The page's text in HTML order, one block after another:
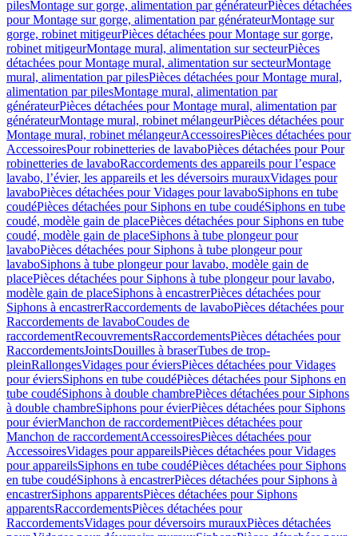
pilesMontage sur gorge, alimentation par générateurPièces détachées
pour Montage sur gorge, alimentation par générateurMontage sur
gorge, robinet mitigeurPièces détachées pour Montage sur gorge,
robinet mitigeurMontage mural, alimentation sur secteurPièces
détachées pour Montage mural, alimentation sur secteurMontage
mural, alimentation par pilesPièces détachées pour Montage mural,
alimentation par pilesMontage mural, alimentation par
générateurPièces détachées pour Montage mural, alimentation par
générateurMontage mural, robinet mélangeurPièces détachées pour
Montage mural, robinet mélangeurAccessoiresPièces détachées pour
AccessoiresPour robinetteries de lavaboPièces détachées pour Pour
robinetteries de lavaboRaccordements des appareils pour l’espace
lavabo, l’évier, les appareils et les déversoirs murauxVidages pour
lavaboPièces détachées pour Vidages pour lavaboSiphons en tube
coudéPièces détachées pour Siphons en tube coudéSiphons en tube
coudé, modèle gain de placePièces détachées pour Siphons en tube
coudé, modèle gain de placeSiphons à tube plongeur pour
lavaboPièces détachées pour Siphons à tube plongeur pour
lavaboSiphons à tube plongeur pour lavabo, modèle gain de
placePièces détachées pour Siphons à tube plongeur pour lavabo,
modèle gain de placeSiphons à encastrerPièces détachées pour
Siphons à encastrerRaccordements de lavaboPièces détachées pour
Raccordements de lavaboCoudes de
raccordementRecouvrementsRaccordementsPièces détachées pour
RaccordementsJointsDouilles à braserTubes de trop-
pleinRallongesVidages pour éviersPièces détachées pour Vidages
pour éviersSiphons en tube coudéPièces détachées pour Siphons en
tube coudéSiphons à double chambrePièces détachées pour Siphons
à double chambreSiphons pour évierPièces détachées pour Siphons
pour évierManchon de raccordementPièces détachées pour
Manchon de raccordementAccessoiresPièces détachées pour
AccessoiresVidages pour appareilsPièces détachées pour Vidages
pour appareilsSiphons en tube coudéPièces détachées pour Siphons
en tube coudéSiphons à encastrerPièces détachées pour Siphons à
encastrerSiphons apparentsPièces détachées pour Siphons
apparentsRaccordementsPièces détachées pour
RaccordementsVidages pour déversoirs murauxPièces détachées